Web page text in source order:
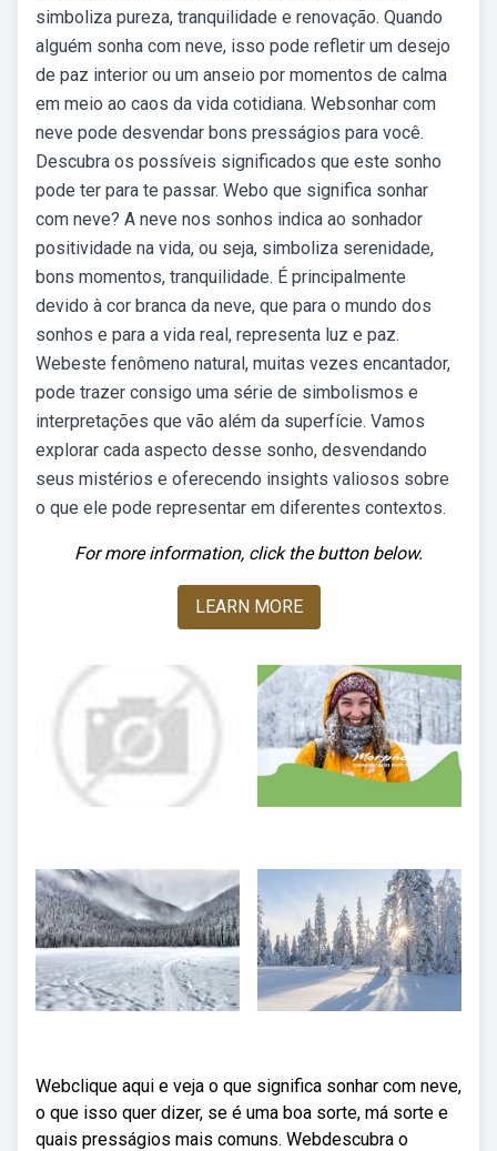
simboliza pureza, tranquilidade e renovação. Quando
alguém sonha com neve, isso pode refletir um desejo
de paz interior ou um anseio por momentos de calma
em meio ao caos da vida cotidiana. Websonhar com
neve pode desvendar bons presságios para você.
Descubra os possíveis significados que este sonho
pode ter para te passar. Webo que significa sonhar
com neve? A neve nos sonhos indica ao sonhador
positividade na vida, ou seja, simboliza serenidade,
bons momentos, tranquilidade. É principalmente
devido à cor branca da neve, que para o mundo dos
sonhos e para a vida real, representa luz e paz.
Webeste fenômeno natural, muitas vezes encantador,
pode trazer consigo uma série de simbolismos e
interpretações que vão além da superfície. Vamos
explorar cada aspecto desse sonho, desvendando
seus mistérios e oferecendo insights valiosos sobre
o que ele pode representar em diferentes contextos.
For more information, click the button below.
LEARN MORE
Webclique aqui e veja o que significa sonhar com neve,
o que isso quer dizer, se é uma boa sorte, má sorte e
quais presságios mais comuns. Webdescubra o